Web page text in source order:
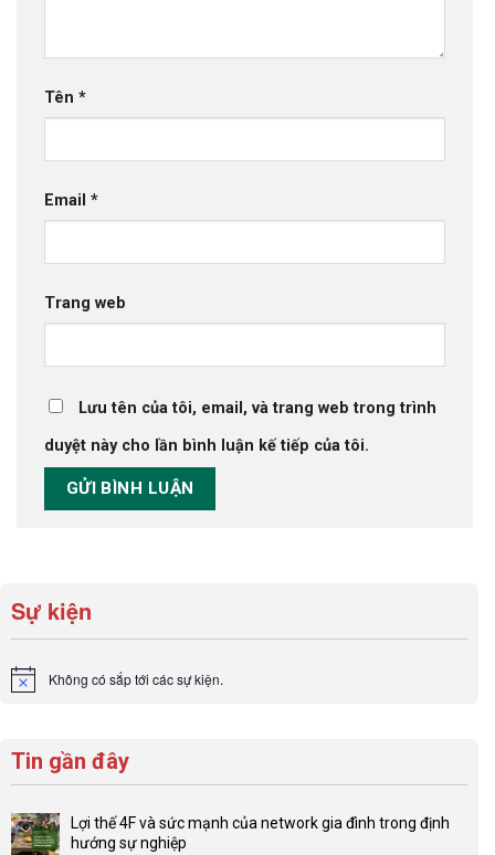
Tên *
Email *
Trang web
Lưu tên của tôi, email, và trang web trong trình
duyệt này cho lần bình luận kế tiếp của tôi.
Sự kiện
Notice Không có sắp tới các sự kiện.
Tin gần đây
Lợi thế 4F và sức mạnh của network gia đình trong định
hướng sự nghiệp